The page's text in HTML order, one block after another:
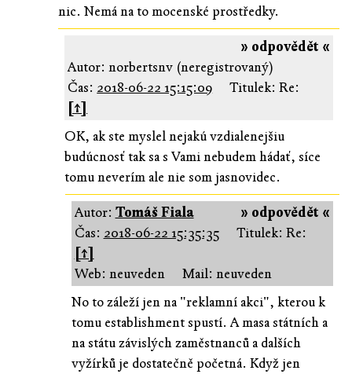
nic. Nemá na to mocenské prostředky.
» odpovědět «
Autor: norbertsnv (neregistrovaný)
Čas: 2018-06-22 15:15:09
Titulek: Re:
[↑]
OK, ak ste myslel nejakú vzdialenejšiu
budúcnosť tak sa s Vami nebudem hádať, síce
tomu neverím ale nie som jasnovidec.
» odpovědět «
Autor: Tomáš Fiala
Čas: 2018-06-22 15:35:35
Titulek: Re:
[↑]
Web: neuveden
Mail: neuveden
No to záleží jen na "reklamní akci", kterou k
tomu establishment spustí. A masa státních a
na státu závislých zaměstnanců a dalších
vyžírků je dostatečně početná. Když jen